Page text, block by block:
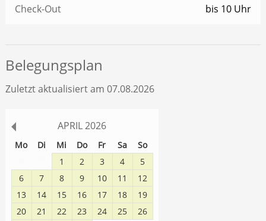
Check-Out bis 10 Uhr
Belegungsplan
Zuletzt aktualisiert am 07.08.2026
APRIL2026
Mo Di Mi Do Fr Sa
So
1 2 3 4
5
6
7 8 9 10 11
12
13
14 15 16 17 18
19
20
21 22 23 24 25
26